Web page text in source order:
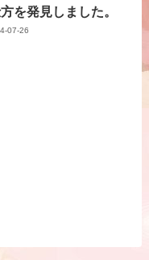
を発見しました。
07-26